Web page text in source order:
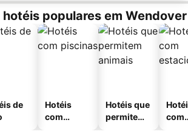
populares em Wendover
de
Hotéis
com
Hotéis que
permitem
com